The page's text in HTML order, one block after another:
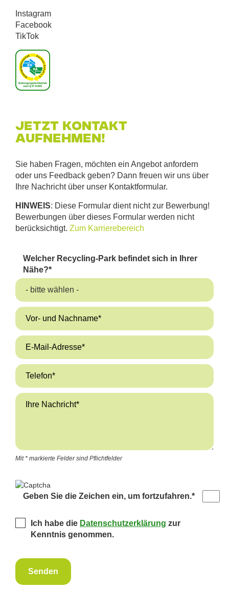
Instagram
Facebook
TikTok
Jetzt Kontakt
aufnehmen!
Sie haben Fragen, möchten ein Angebot anfordern
oder uns Feedback geben? Dann freuen wir uns über
Ihre Nachricht über unser Kontaktformular.
HINWEIS: Diese Formular dient nicht zur Bewerbung!
Bewerbungen über dieses Formular werden nicht
berücksichtigt. Zum Karrierebereich
Welcher Recycling-Park befindet sich in Ihrer
Nähe?*
Mit * markierte Felder sind Pflichtfelder
Geben Sie die Zeichen ein, um fortzufahren.*
Ich habe die Datenschutz­erklärung zur
Kenntnis genommen.
Senden